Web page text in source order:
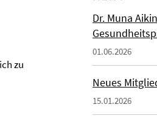
zu
Dr. Muna
01.06.2026
Neues
15.01.2026